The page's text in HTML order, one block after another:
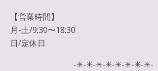
【営業時間】
月-土/9:30〜18:30
日/定休日
-✳︎-✳︎-✳︎-✳︎-✳︎-✳︎-✳︎-✳︎-